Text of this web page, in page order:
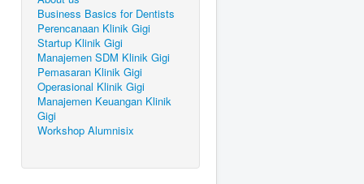
Business Basics for Dentists
Perencanaan Klinik Gigi
Startup Klinik Gigi
Manajemen SDM Klinik Gigi
Pemasaran Klinik Gigi
Operasional Klinik Gigi
Manajemen Keuangan Klinik
Gigi
Workshop Alumnisix